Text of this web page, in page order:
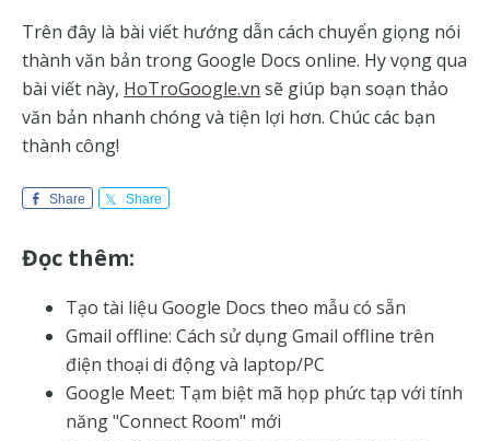
Trên đây là bài viết hướng dẫn cách chuyển giọng nói
thành văn bản trong Google Docs online. Hy vọng qua
bài viết này, HoTroGoogle.vn sẽ giúp bạn soạn thảo
văn bản nhanh chóng và tiện lợi hơn. Chúc các bạn
thành công!
Share Share
Đọc thêm:
Tạo tài liệu Google Docs theo mẫu có sẵn
Gmail offline: Cách sử dụng Gmail offline trên
điện thoại di động và laptop/PC
Google Meet: Tạm biệt mã họp phức tạp với tính
năng "Connect Room" mới